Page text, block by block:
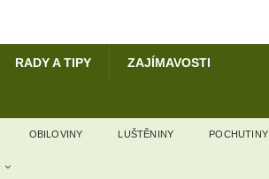
RADY A TIPY ZAJÍMAVOSTI
OBILOVINY LUŠTĚNINY POCHUTINY